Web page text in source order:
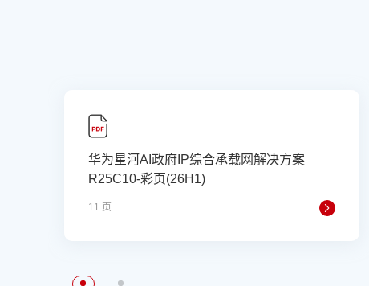
华为星河AI政府IP综合承载网解决方案
R25C10-彩页(26H1)
11 页